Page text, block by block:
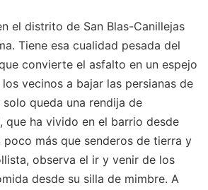
el distrito de San Blas-Canillejas
Tiene esa cualidad pesada del
convierte el asfalto en un espejo
vecinos a bajar las persianas de
queda una rendija de
que ha vivido en el barrio desde
poco más que senderos de tierra y
observa el ir y venir de los
desde su silla de mimbre. A